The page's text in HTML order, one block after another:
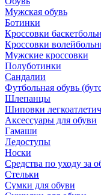
Мужская обувь
Ботинки
Кроссовки
Кроссовки
Мужские кроссовки
Полуботинки
Сандалии
Футбольная обувь
Шлепанцы
Шиповки
Аксессуары для обуви
Гамаши
Ледоступы
Носки
Средства по уходу за
Стельки
Сумки для обуви